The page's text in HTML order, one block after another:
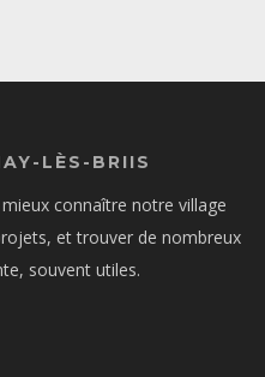
LÈS-BRIIS
connaître notre village
et trouver de nombreux
souvent utiles.